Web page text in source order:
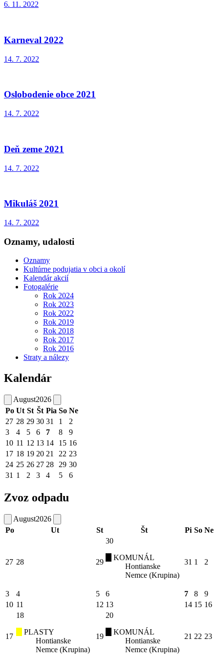
6. 11. 2022
Karneval 2022
14. 7. 2022
Oslobodenie obce 2021
14. 7. 2022
Deň zeme 2021
14. 7. 2022
Mikuláš 2021
14. 7. 2022
Oznamy, udalosti
Oznamy
Kultúrne podujatia v obci a okolí
Kalendár akcií
Fotogalérie
Rok 2024
Rok 2023
Rok 2022
Rok 2019
Rok 2018
Rok 2017
Rok 2016
Straty a nálezy
Kalendár
August2026
Po Ut St Št Pia So Ne
27 28 29 30 31 1
2
3
4 5 6 7 8
9
10 11 12 13 14 15 16
17 18 19 20 21 22 23
24 25 26 27 28 29 30
31 1 2 3 4 5 6
Zvoz odpadu
August2026
Po
Ut St Št Pi So Ne
27 28 29
30
KOMUNÁL
Hontianske
Nemce (Krupina)
31 1 2
3 4 5 6 7 8
9
10 11 12 13 14 15 16
17
18
PLASTY
Hontianske
Nemce (Krupina)
19
20
KOMUNÁL
Hontianske
Nemce (Krupina)
21 22 23